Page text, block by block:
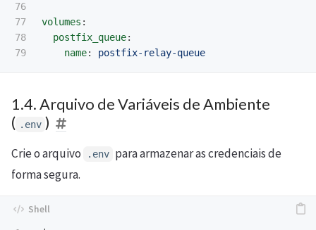
76
77
78
volumes :
postfix_queue:
name: postfix-relay-queue
1.4. Arquivo de Variáveis de Ambiente
( .env )
Crie o arquivo .env para armazenar as credenciais de
forma segura.